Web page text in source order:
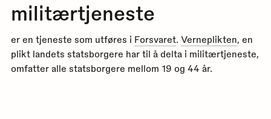
militærtjeneste
er en tjeneste som utføres i Forsvaret. Verneplikten, en
plikt landets statsborgere har til å delta i militærtjeneste,
omfatter alle statsborgere mellom 19 og 44 år.